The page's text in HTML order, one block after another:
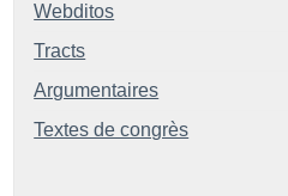
Webditos
Tracts
Argumentaires
Textes de congrès